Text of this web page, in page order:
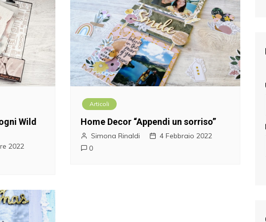
Wild
2022
Articoli
Home Decor “Appendi un sorriso”
Simona Rinaldi
4 Febbraio 2022
0